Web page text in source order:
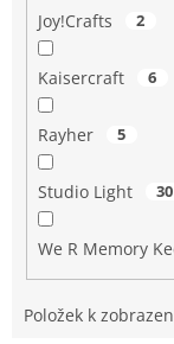
Joy!Crafts 2
Kaisercraft 6
Rayher 5
Studio Light 30
We R Memory
Položek k